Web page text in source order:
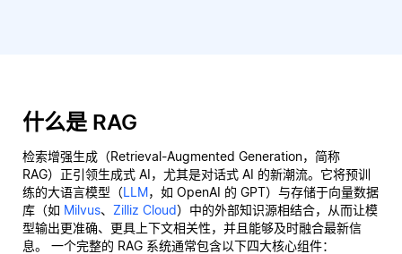
什么是 RAG
检索增强生成（Retrieval-Augmented Generation，简称
RAG）正引领生成式 AI，尤其是对话式 AI 的新潮流。它将预训
练的大语言模型（LLM，如 OpenAI 的 GPT）与存储于向量数据
库（如 Milvus、 Zilliz Cloud）中的外部知识源相结合，从而让模
型输出更准确、更具上下文相关性，并且能够及时融合最新信
息。 一个完整的 RAG 系统通常包含以下四大核心组件：